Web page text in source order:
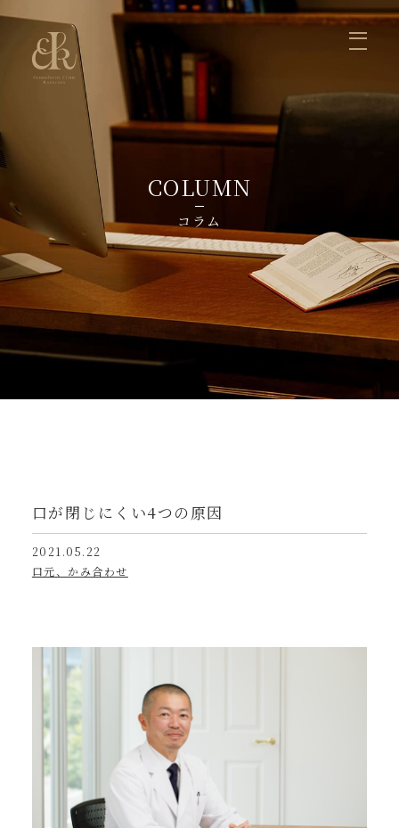
まぶた
くま、目の下のふくらみ
口元、かみ合わせ
脂肪注入
リフトアップ
しみ・いぼ・ほくろ
ヒアルロン酸・ボツリヌストキシン注射
初めて受診される方へ
よくあるご質問
COLUMN
コラム
口が閉じにくい4つの原因
2021.05.22
口元、かみ合わせ